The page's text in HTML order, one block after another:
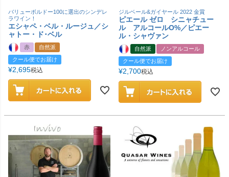
バリューボルドー100に選出のシンデレ
ラワイン！
エシャペ・ベル・ルージュ／シ
ャトー・ド･ベル
赤
自然派
クール便でお届け
¥2,695税込
ジルベール&ガイヤール 2022 金賞
ピエール ゼロ シニャチュー
ル アルコールO%／ピエー
ル・シャヴァン
自然派
ノンアルコール
クール便でお届け
¥2,700税込